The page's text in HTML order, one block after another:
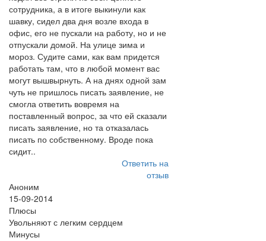
сотрудника, а в итоге выкинули как
шавку, сидел два дня возле входа в
офис, его не пускали на работу, но и не
отпускали домой. На улице зима и
мороз. Судите сами, как вам придется
работать там, что в любой момент вас
могут вышвырнуть. А на днях одной зам
чуть не пришлось писать заявление, не
смогла ответить вовремя на
поставленный вопрос, за что ей сказали
писать заявление, но та отказалась
писать по собственному. Вроде пока
сидит..
Ответить на
отзыв
Аноним
15-09-2014
Плюсы
Увольняют с легким сердцем
Минусы